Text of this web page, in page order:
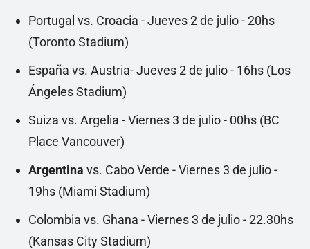
Portugal vs. Croacia - Jueves 2 de julio - 20hs
(Toronto Stadium)
España vs. Austria- Jueves 2 de julio - 16hs (Los
Ángeles Stadium)
Suiza vs. Argelia - Viernes 3 de julio - 00hs (BC
Place Vancouver)
Argentina vs. Cabo Verde - Viernes 3 de julio -
19hs (Miami Stadium)
Colombia vs. Ghana - Viernes 3 de julio - 22.30hs
(Kansas City Stadium)